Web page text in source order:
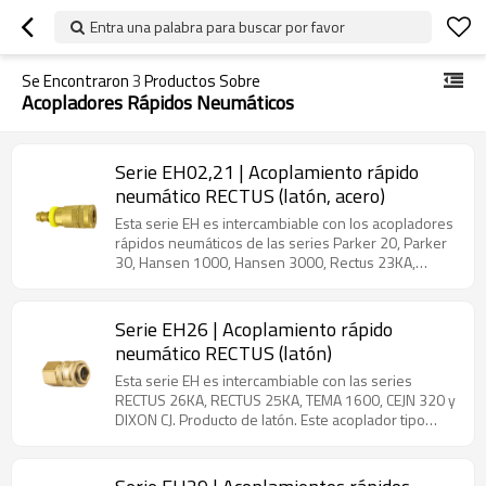
Entra una palabra para buscar por favor
Se Encontraron3Productos Sobre
Acopladores Rápidos Neumáticos
Serie EH02,21 | Acoplamiento rápido
neumático RECTUS (latón, acero)
Esta serie EH es intercambiable con los acopladores
rápidos neumáticos de las series Parker 20, Parker
30, Hansen 1000, Hansen 3000, Rectus 23KA,
521, JWL 531 y Eaton 43. Producto de latón/acero.
Este acoplador tipo manguito admite intercambio
industrial. Se utiliza ampliamente para conectar
líneas de aire y fluidos a baja presión. Su diseño
compacto y económico utiliza un mecanismo de
bloqueo de bolas que consiste en bolas de acero
accionado por resorte del acoplador debe retraerse
Serie EH26 | Acoplamiento rápido
neumático RECTUS (latón)
Esta serie EH es intercambiable con las series
RECTUS 26KA, RECTUS 25KA, TEMA 1600, CEJN 320 y
DIXON CJ. Producto de latón. Este acoplador tipo
baja presión. Su diseño compacto y económico